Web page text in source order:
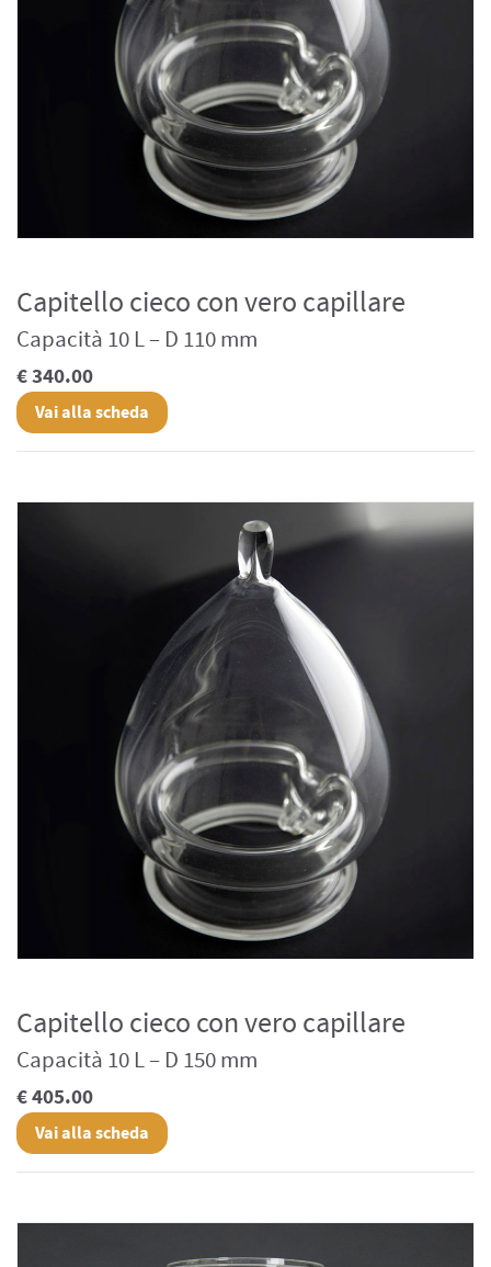
Capitello cieco con vero capillare
Capacità 10 L – D 110 mm
€ 340.00
Vai alla scheda
Capitello cieco con vero capillare
Capacità 10 L – D 150 mm
€ 405.00
Vai alla scheda